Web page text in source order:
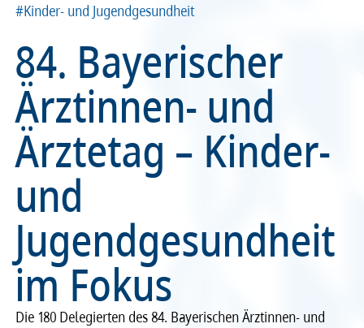
Patientinnen und Patienten
Kammer & Politik
Presse
Karriere
Recht
Service & Kontakt
meineBLÄK
Patientinnen und Patienten
Kammer & Politik
Presse
Karriere
Recht
Service & Kontakt
meineBLÄK
#Kinder- und Jugendgesundheit
84. Bayerischer
Ärztinnen- und
Ärztetag – Kinder-
und
Jugendgesundheit
im Fokus
Die 180 Delegierten des 84. Bayerischen Ärztinnen- und